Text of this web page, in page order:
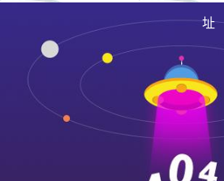
址
大富豪官方下
简介
大富豪官方下
文化
组织架
公司团
荣誉资